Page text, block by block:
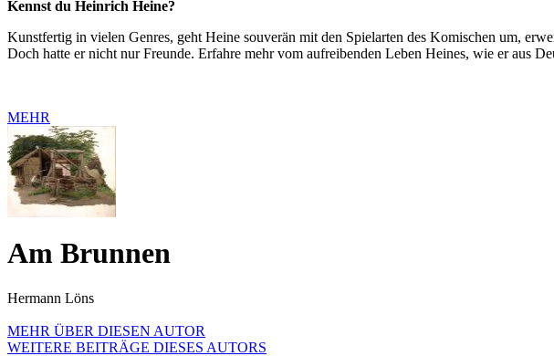
Kennst du Heinrich Heine?
Kunstfertig in vielen Genres, geht Heine souverän mit den Spielarten des Komischen um,
Doch hatte er nicht nur Freunde. Erfahre mehr vom aufreibenden Leben Heines, wie er aus
MEHR
Am Brunnen
Hermann Löns
MEHR ÜBER DIESEN AUTOR
WEITERE BEITRÄGE DIESES AUTORS